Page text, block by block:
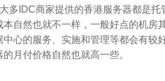
多IDC商家提供的香港服务器都是
本自然也就不一样，一般好点的机房
心的服务、实施和管理等都会有较
月付价格自然也就高一些。